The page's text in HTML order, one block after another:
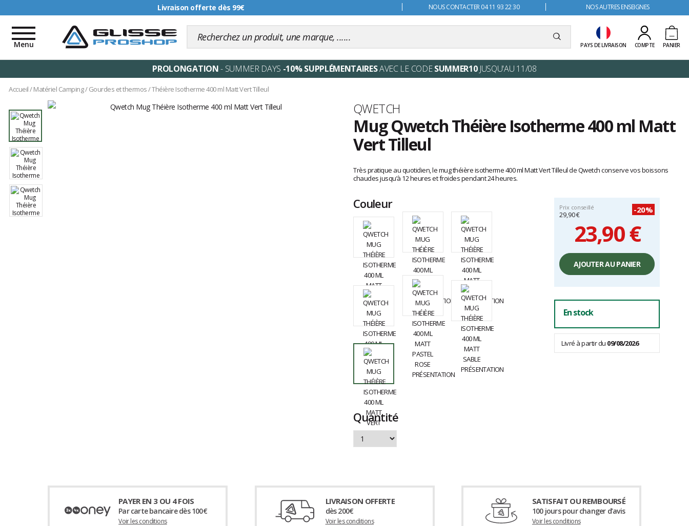
Livraison offerte dès 99€ NOUS CONTACTER 04 11 93 22 30 NOS AUTRES ENSEIGNES
PAYS DE LIVRAISON COMPTE PANIER
Toggle
navigation
Menu
PROLONGATION- SUMMER DAYS -10% SUPPLÉMENTAIRESAVEC LE CODESUMMER10JUSQU'AU 11/08
Accueil/Matériel Camping/Gourdes et thermos/Théière Isotherme 400 ml Matt Vert Tilleul
Marque
QWETCH
Mug Qwetch Théière Isotherme 400 ml Matt
Vert Tilleul
avis
clients
Très pratique au quotidien, le mug théière isotherme 400 ml Matt Vert Tilleul de Qwetch conserve vos boissons
chaudes jusqu’à 12 heures et froides pendant 24 heures.
Couleur
Quantité
Prix conseillé
29,90 €
-20%
23,90 €
Prix
unitaire,
hors
frais
AJOUTER AU PANIER
En stock
Livré à partir du 09/08/2026
PAYER EN 3 OU 4 FOIS
Par carte bancaire dès 100€
Voir les conditions
LIVRAISON OFFERTE
dès 200€
Voir les conditions
SATISFAIT OU REMBOURSÉ
100 jours pour changer d’avis
Voir les conditions